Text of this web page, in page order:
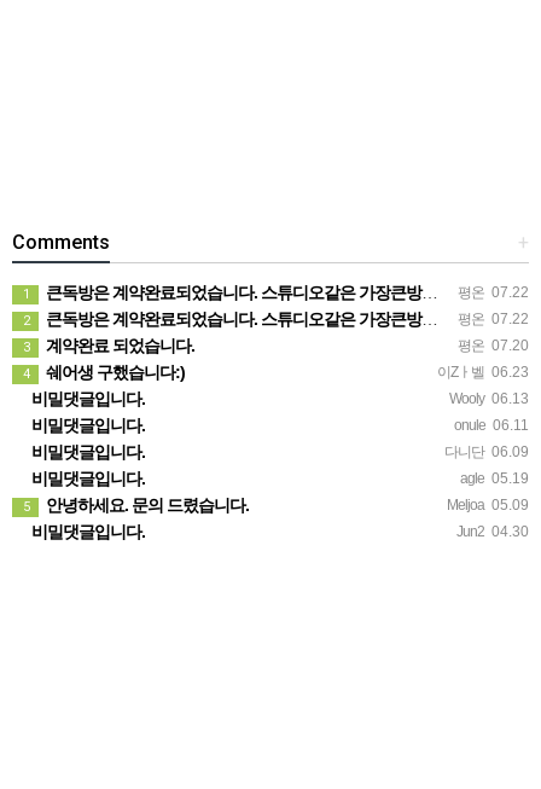
+
Comments
평온 07.22
1 큰독방은 계약완료되었습니다. 스튜디오같은 가장큰방을 2인동시 또는 혼자서 큰독방으로도 즉시입주 가능합니다.
평온 07.22
2 큰독방은 계약완료되었습니다. 스튜디오같은 가장큰방을 2인동시 또는 혼자서 큰독방으로도 즉시입주 가능합니다.
평온 07.20
3 계약완료 되었습니다.
이Zㅏ벨 06.23
4 쉐어생 구했습니다:)
Wooly 06.13
비밀댓글입니다.
onule 06.11
비밀댓글입니다.
다니단 06.09
비밀댓글입니다.
agle 05.19
비밀댓글입니다.
Meljoa 05.09
5 안녕하세요. 문의 드렸습니다.
Jun2 04.30
비밀댓글입니다.